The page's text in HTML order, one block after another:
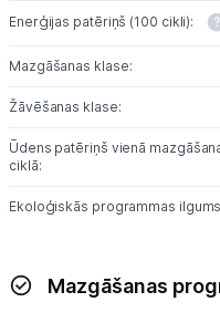
Enerģijas patēriņš (100 cikli):
Mazgāšanas klase:
Žāvēšanas klase:
Ūdens patēriņš vienā
ciklā:
Ekoloģiskās programmas
Mazgāšanas